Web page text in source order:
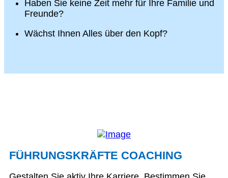
Haben Sie keine Zeit mehr für Ihre Familie und
Freunde?
Wächst Ihnen Alles über den Kopf?
FÜHRUNGSKRÄFTE COACHING